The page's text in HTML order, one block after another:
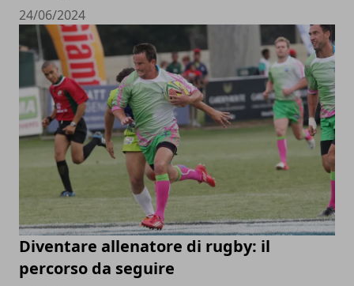
24/06/2024
Diventare allenatore di rugby: il
percorso da seguire